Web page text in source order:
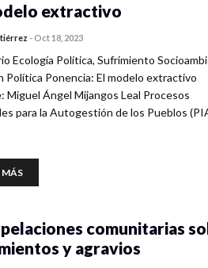
extractivo
-Oct 18, 2023
Ecología Política, Sufrimiento
Política Ponencia: El modelo extractivo
Miguel Ángel Mijangos Leal Procesos
para la Autogestión de los Pueblos
MÁS
comunitarias
y agravios